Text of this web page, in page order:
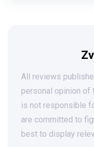
All reviews
personal opinion of
is not responsible
are committed to
best to display